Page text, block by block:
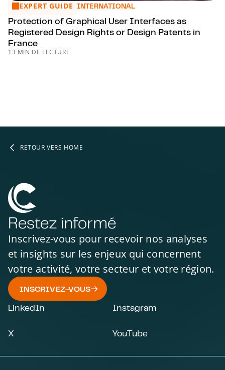
Protection of Graphical User Interfaces as Registered
EXPERT GUIDE INTERNATIONAL
Protection of Graphical User Interfaces as
Registered Design Rights or Design Patents in
France
13 MIN DE LECTURE
RETOUR VERS HOME
Restez informé
Inscrivez-vous pour recevoir nos analyses
et insights sur les enjeux qui concernent
votre activité, votre secteur et votre région.
INSCRIVEZ-VOUS
LinkedIn Instagram
X YouTube